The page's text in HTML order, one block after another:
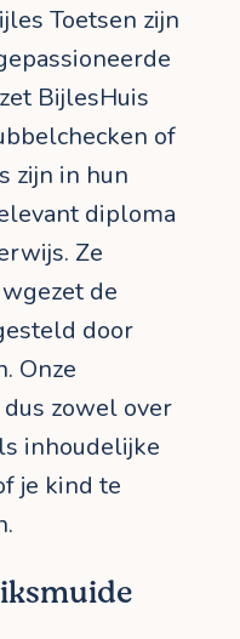
Toetsen zijn
BijlesHuis
of
zijn in hun
diploma
Ze
de
door
Onze
zowel over
inhoudelijke
je kind te